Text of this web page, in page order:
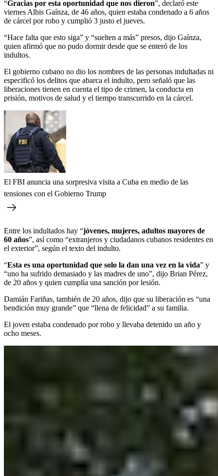
“Gracias por esta oportunidad que nos dieron”, declaró este
viernes Albis Gaínza, de 46 años, quien estaba condenado a 6 años
de cárcel por robo y cumplió 3 justo el jueves.
“Hace falta que esto siga” y “suelten a más” presos, dijo Gaínza,
quien afirmó que no pudo dormir desde que se enteró de los
indultos.
El gobierno cubano no dio los nombres de las personas indultadas ni
especificó los delitos que abarca el indulto, pero señaló que las
liberaciones tienen en cuenta el tipo de crimen, la conducta en
prisión, motivos de salud y el tiempo transcurrido en la cárcel.
El FBI anuncia una sorpresiva visita a Cuba en medio de las
tensiones con el Gobierno Trump
Entre los indultados hay “jóvenes, mujeres, adultos mayores de
60 años”, así como “extranjeros y ciudadanos cubanos residentes en
el exterior”, según el texto del indulto.
“Esta es una oportunidad que solo la dan una vez en la vida” y
“uno ha sufrido demasiado y las madres de uno”, dijo Brian Pérez,
de 20 años y quien cumplía una sanción por lesión.
Damián Fariñas, también de 20 años, dijo que su liberación es “una
bendición muy grande” que “llena de felicidad” a su familia.
El joven estaba condenado por robo y llevaba detenido un año y
ocho meses.